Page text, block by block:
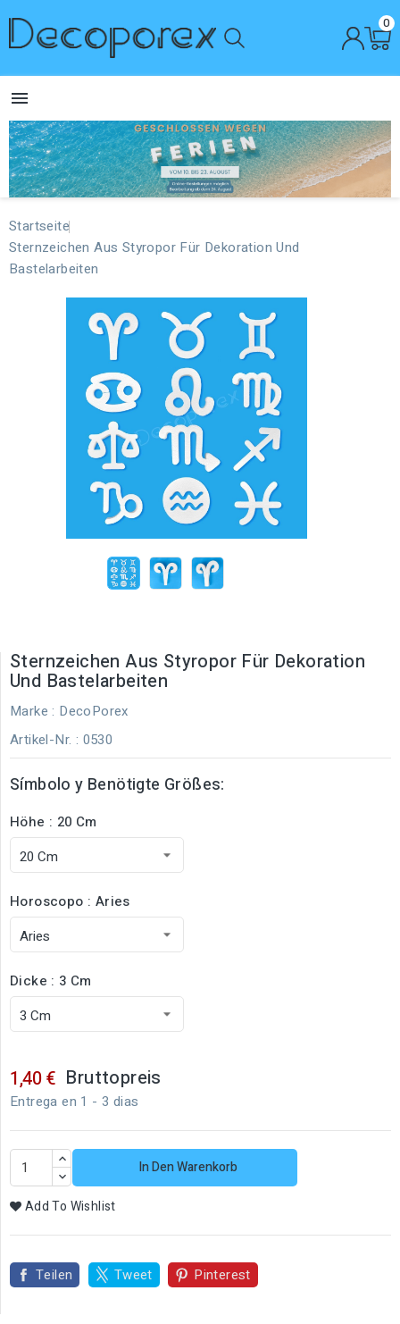
0

Startseite
Sternzeichen Aus Styropor Für Dekoration Und
Bastelarbeiten
Sternzeichen Aus Styropor Für Dekoration
Und Bastelarbeiten
Marke : DecoPorex
Artikel-Nr. : 0530
Símbolo y Benötigte Größes:
Höhe : 20 Cm
Horoscopo : Aries
Dicke : 3 Cm
1,40 € Bruttopreis
Entrega en 1 - 3 dias
In Den Warenkorb
Add To Wishlist
Teilen Tweet Pinterest